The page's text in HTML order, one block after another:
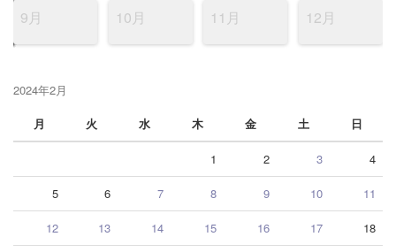
9月 10月 11月 12月
2024年2月
月
火 水 木 金 土 日
1 2 3 4
5 6 7 8 9 10 11
12 13 14 15 16 17 18